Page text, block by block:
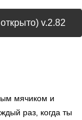
v.2.82
мячиком и
раз, когда ты